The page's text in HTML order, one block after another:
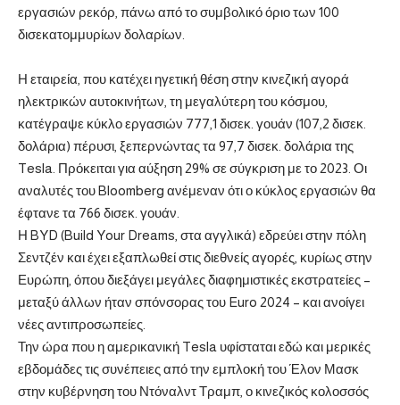
εργασιών ρεκόρ, πάνω από το συμβολικό όριο των 100
δισεκατομμυρίων δολαρίων.
Η εταιρεία, που κατέχει ηγετική θέση στην κινεζική αγορά
ηλεκτρικών αυτοκινήτων, τη μεγαλύτερη του κόσμου,
κατέγραψε κύκλο εργασιών 777,1 δισεκ. γουάν (107,2 δισεκ.
δολάρια) πέρυσι, ξεπερνώντας τα 97,7 δισεκ. δολάρια της
Tesla. Πρόκειται για αύξηση 29% σε σύγκριση με το 2023. Οι
αναλυτές του Bloomberg ανέμεναν ότι ο κύκλος εργασιών θα
έφτανε τα 766 δισεκ. γουάν.
Η BYD (Build Your Dreams, στα αγγλικά) εδρεύει στην πόλη
Σεντζέν και έχει εξαπλωθεί στις διεθνείς αγορές, κυρίως στην
Ευρώπη, όπου διεξάγει μεγάλες διαφημιστικές εκστρατείες –
μεταξύ άλλων ήταν σπόνσορας του Euro 2024 – και ανοίγει
νέες αντιπροσωπείες.
Την ώρα που η αμερικανική Tesla υφίσταται εδώ και μερικές
εβδομάδες τις συνέπειες από την εμπλοκή του Έλον Μασκ
στην κυβέρνηση του Ντόναλντ Τραμπ, ο κινεζικός κολοσσός